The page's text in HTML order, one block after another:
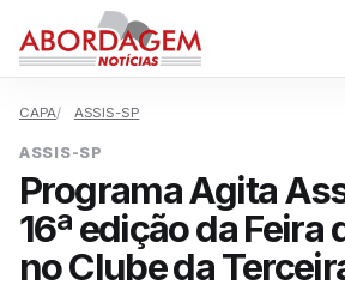
CAPA ASSIS-SP
ASSIS-SP
Programa Agita
16ª edição da Feira
no Clube da